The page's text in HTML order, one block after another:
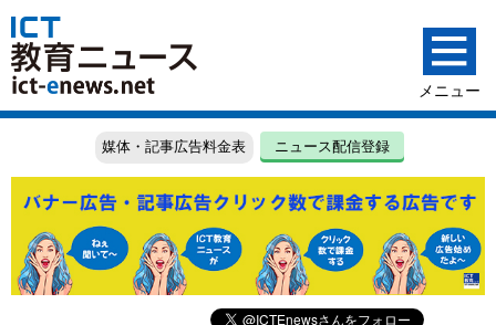
媒体・記事広告料金表 ニュース配信登録